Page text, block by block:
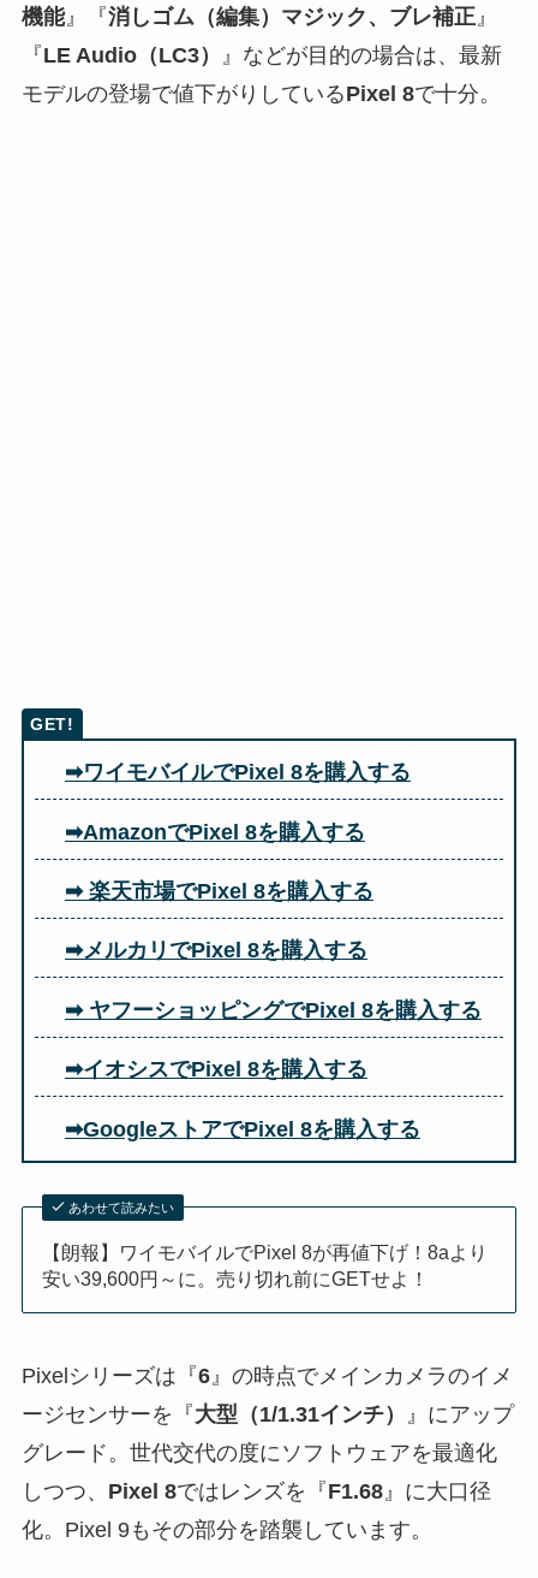
機能』『消しゴム（編集）マジック、ブレ補正』
『LE Audio（LC3）
』などが目的の場合は、最新
モデルの登場で値下がりしているPixel 8で十分。
➡ワイモバイルでPixel 8を購入する
➡AmazonでPixel 8を購入する
➡ 楽天市場でPixel 8を購入する
➡メルカリでPixel 8を購入する
➡ ヤフーショッピングでPixel 8を購入する
➡イオシスでPixel 8を購入する
➡GoogleストアでPixel 8を購入する
あわせて読みたい
【朗報】ワイモバイルでPixel 8が再値下げ！8aより
安い39,600円～に。売り切れ前にGETせよ！
Pixelシリーズは『6』の時点でメインカメラのイメ
ージセンサーを『大型（1/1.31インチ）
』にアップ
グレード。世代交代の度にソフトウェアを最適化
しつつ、 Pixel 8ではレンズを『F1.68』に大口径
化。Pixel 9もその部分を踏襲しています。